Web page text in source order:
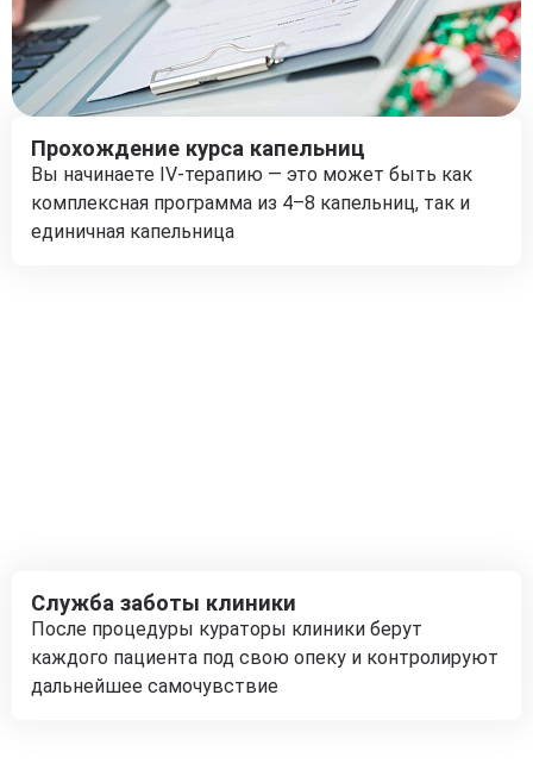
Прохождение курса капельниц
Вы начинаете IV-терапию — это может быть как
комплексная программа из 4–8 капельниц, так и
единичная капельница
Служба заботы клиники
После процедуры кураторы клиники берут
каждого пациента под свою опеку и контролируют
дальнейшее самочувствие